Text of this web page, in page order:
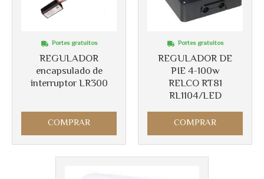
REGULADOR
encapsulado de
interruptor LR300
Portes gratuitos
COMPRAR
REGULADOR DE
PIE 4-100w
RELCO RT81
RL1104/LED
Portes gratuitos
COMPRAR